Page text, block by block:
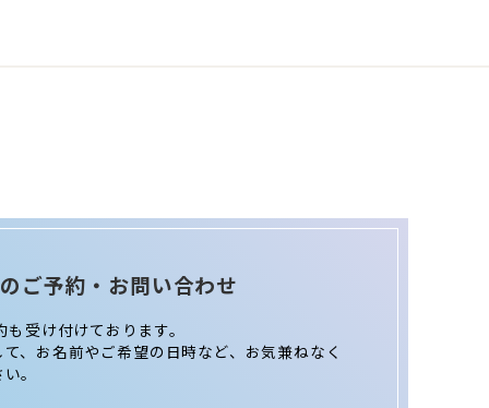
ご予約・お問い合わせ
受け付けております。
て、お名前やご希望の日時など、お気兼ねなく
。